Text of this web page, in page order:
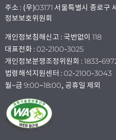
주소 : (우)03171 서울특별시 종로구
정보보호위원회
개인정보침해신고 : 국번없이 118
대표전화 : 02-2100-3025
개인정보분쟁조정위원회 : 1833-
법령해석지원센터 : 02-2100-3043
월~금 9:00~18:00, 공휴일 제외